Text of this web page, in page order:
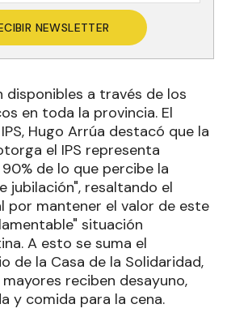
NEWSLETTER
disponibles a través de los
en toda la provincia. El
Hugo Arrúa destacó que la
el IPS representa
de lo que percibe la
jubilación", resaltando el
por mantener el valor de este
situación
A esto se suma el
de la Casa de la Solidaridad,
reciben desayuno,
y comida para la cena.